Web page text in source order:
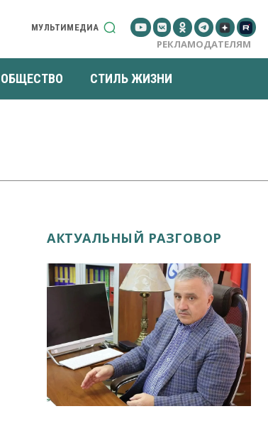
МУЛЬТИМЕДИА
РЕКЛАМОДАТЕЛЯМ
ОБЩЕСТВО СТИЛЬ ЖИЗНИ
АКТУАЛЬНЫЙ РАЗГОВОР